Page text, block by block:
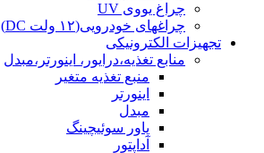
چراغ یووی UV
چراغهای خودرویی(۱۲ ولت DC)
تجهیزات الکترونیکی
منابع تغذیه،درایور، اینورتر،مبدل
منبع تغذیه متغیر
اینورتر
مبدل
پاور سوئیچینگ
آداپتور